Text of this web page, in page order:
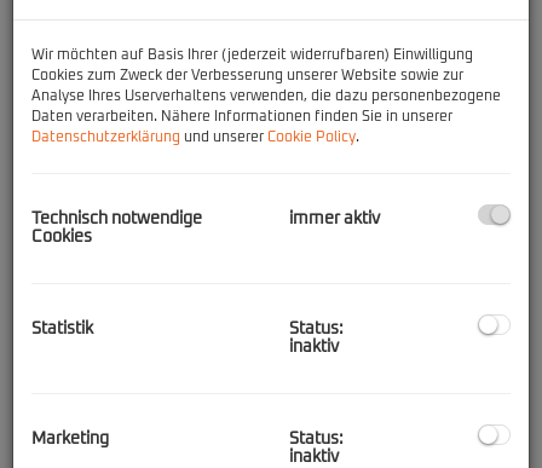
Zimmer
Wohnfläche (von/bis)
Weitere Suchoptionen
Wir möchten auf Basis Ihrer (jederzeit widerrufbaren) Einwilligung
Cookies zum Zweck der Verbesserung unserer Website sowie zur
Analyse Ihres Userverhaltens verwenden, die dazu personenbezogene
Daten verarbeiten. Nähere Informationen finden Sie in unserer
Datenschutzerklärung und unserer Cookie Policy.
Technisch notwendige
Cookies
immer aktiv
Statistik
Status:
inaktiv
Marketing
Status:
inaktiv